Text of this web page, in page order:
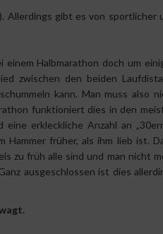
Allerdings gibt es von sportlicher
Halbmarathon doch um
zwischen den beiden
kann. Man muss also
funktioniert dies in den
erkleckliche Anzahl an
früher, als ihm lieb ist.
zu früh alle sind und man nicht
ausgeschlossen ist dies